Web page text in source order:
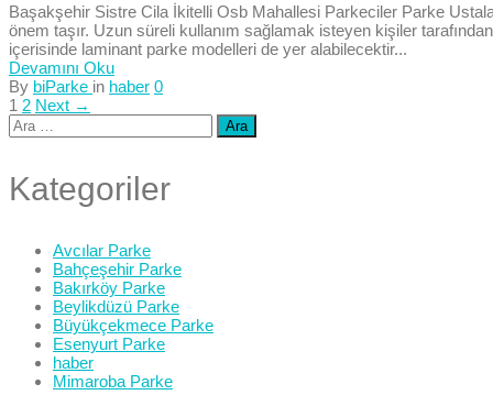
Başakşehir Sistre Cila İkitelli Osb Mahallesi Parkeciler Parke
önem taşır. Uzun süreli kullanım sağlamak isteyen kişiler
içerisinde laminant parke modelleri de yer alabilecektir...
Devamını Oku
By biParke in haber 0
1 2 Next →
Arama:
Kategoriler
Avcılar Parke
Bahçeşehir Parke
Bakırköy Parke
Beylikdüzü Parke
Büyükçekmece Parke
Esenyurt Parke
haber
Mimaroba Parke